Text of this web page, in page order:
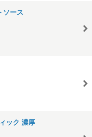
ソース
ック 濃厚